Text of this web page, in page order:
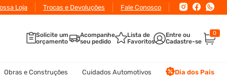
para pagamento via Pix ou Boleto
Loja Trocas e Devoluções Fale Conosco
Solicite um
orçamento
Acompanhe
seu pedido
Lista de
Favoritos
0
Obras e Construções Cuidados Automotivos Dia dos Pais